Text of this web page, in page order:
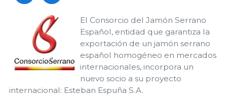
El Consorcio del Jamón Serrano
Español, entidad que garantiza la
exportación de un jamón serrano
español homogéneo en mercados
internacionales, incorpora un
nuevo socio a su proyecto
internacional: Esteban Espuña S.A.